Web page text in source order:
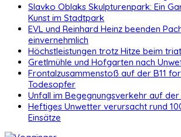
Slavko Oblaks Skulpturenpark: Ein
Kunst im Stadtpark
EVL und Reinhard Heinz beenden
einvernehmlich
Höchstleistungen trotz Hitze beim
Gretlmühle und Hofgarten nach
Frontalzusammenstoß auf der B11
Todesopfer
Unfall im Begegnungsverkehr auf
Heftiges Unwetter verursacht rund
Einsätze